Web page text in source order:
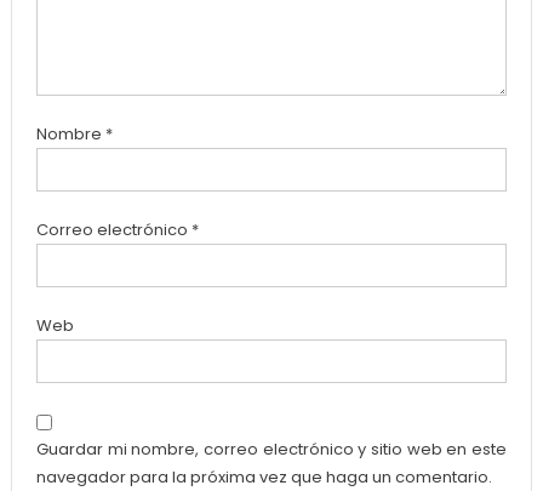
Nombre *
Correo electrónico *
Web
Guardar mi nombre, correo electrónico y sitio web en este
navegador para la próxima vez que haga un comentario.